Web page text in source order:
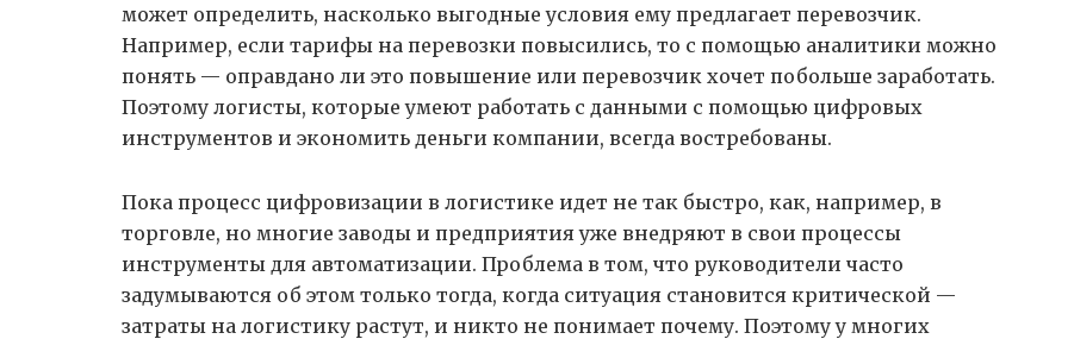
может определить, насколько выгодные условия ему предлагает перевозчик.
Например, если тарифы на перевозки повысились, то с помощью аналитики можно
понять — оправдано ли это повышение или перевозчик хочет побольше заработать.
Поэтому логисты, которые умеют работать с данными с помощью цифровых
инструментов и экономить деньги компании, всегда востребованы.
Пока процесс цифровизации в логистике идет не так быстро, как, например, в
торговле, но многие заводы и предприятия уже внедряют в свои процессы
инструменты для автоматизации. Проблема в том, что руководители часто
задумываются об этом только тогда, когда ситуация становится критической —
затраты на логистику растут, и никто не понимает почему. Поэтому у многих